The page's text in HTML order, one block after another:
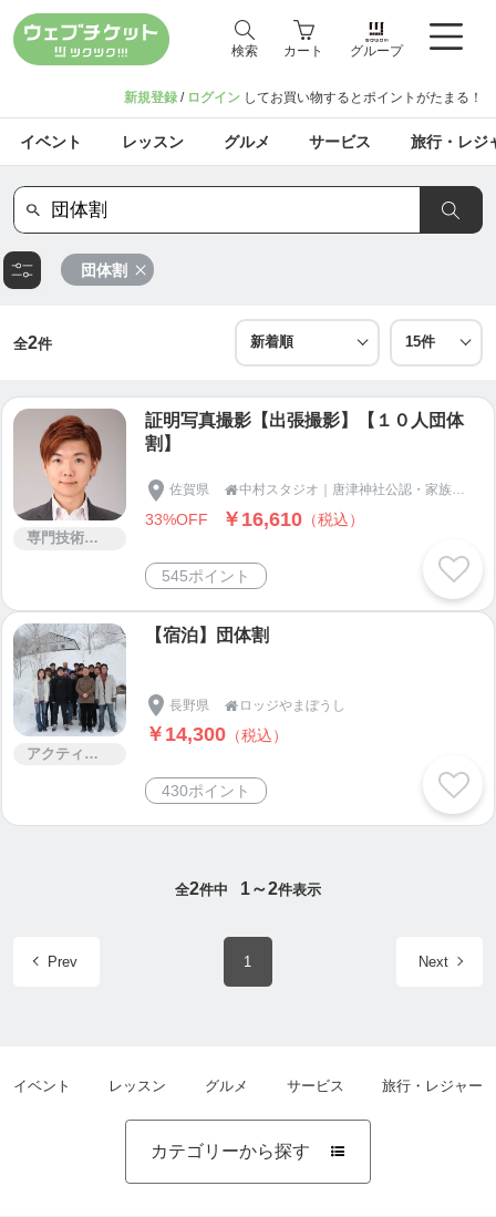
検索 カート グループ
新規登録 / ログイン してお買い物するとポイントがたまる！
イベント レッスン グルメ サービス 旅行・レジ
団体割
全2件
専門技術サービス
証明写真撮影【出張撮影】【１０人団体
割】
佐賀県  中村スタジオ｜唐津神社公認・家族写真応援プロジェクト【佐賀県・唐津・伊万里・玄海・福岡県・糸島・前原・二丈】
33%OFF ￥16,610 （税込）
545ポイント
アクティビティー
【宿泊】団体割
長野県  ロッジやまぼうし
￥14,300 （税込）
430ポイント
全2件中 1～2件表示
Prev 1 Next
イベント レッスン グルメ サービス 旅行・レジャー
カテゴリーから探す 